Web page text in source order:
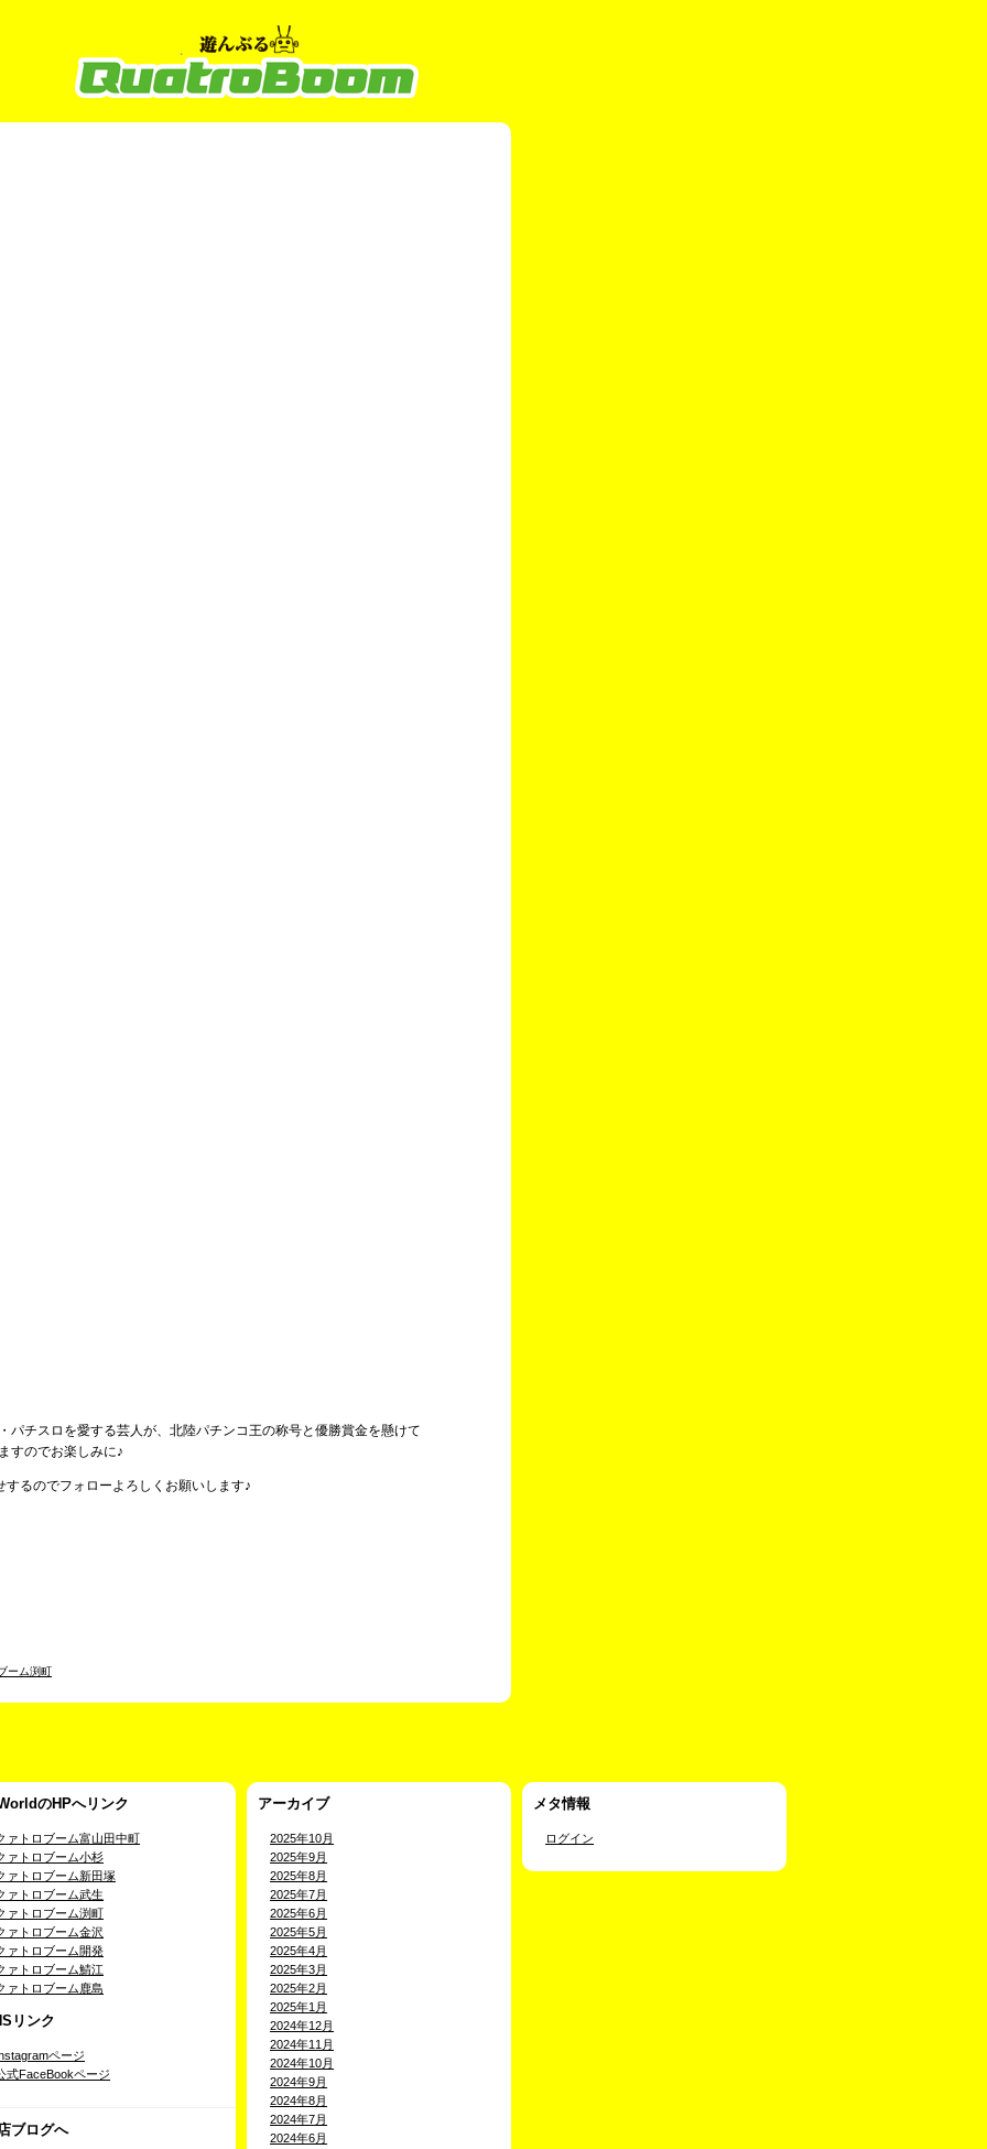
パチスロを愛する芸人が、北陸パチンコ王の称号と優勝賞金を懸けて
すのでお楽しみに♪
るのでフォローよろしくお願いします♪
ーム渕町
のHPへリンク
ァトロブーム富山田中町
ァトロブーム小杉
ァトロブーム新田塚
ァトロブーム武生
ァトロブーム渕町
ァトロブーム金沢
ァトロブーム開発
ァトロブーム鯖江
ァトロブーム鹿島
リンク
ページ
式FaceBookページ
ブログへ
アーカイブ
2025年10月
2025年9月
2025年8月
2025年7月
2025年6月
2025年5月
2025年4月
2025年3月
2025年2月
2025年1月
2024年12月
2024年11月
2024年10月
2024年9月
2024年8月
2024年7月
2024年6月
メタ情報
ログイン